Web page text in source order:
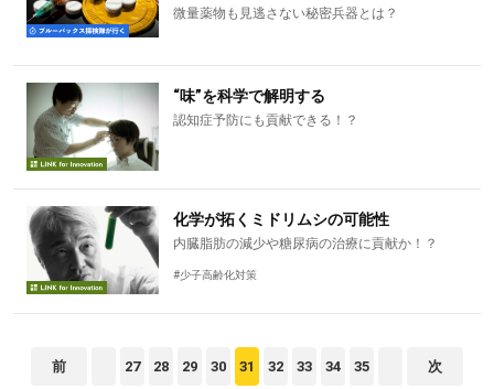
微量薬物も見逃さない秘密兵器とは？
“味”を科学で解明する
認知症予防にも貢献できる！？
化学が拓くミドリムシの可能性
内臓脂肪の減少や糖尿病の治療に貢献か！？
#少子高齢化対策
前 27 28 29 30 31 32 33 34 35 次